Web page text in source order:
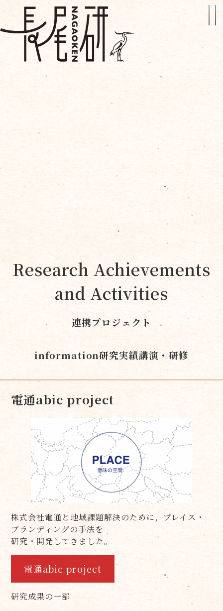
Research Achievements
and Activities
連携プロジェクト
information研究実績講演・研修
電通abic project
株式会社電通と地域課題解決のために，プレイス・
ブランディングの手法を
研究・開発してきました。
電通abic project
研究成果の一部